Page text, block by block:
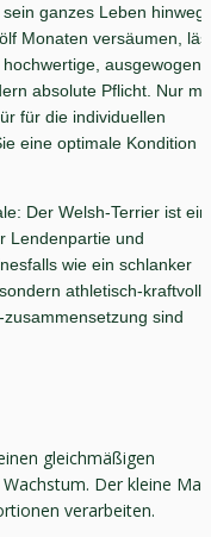
ganzes Leben hinweg.
Monaten versäumen,
ausgewogene
absolute Pflicht. Nur mit
für die individuellen
eine optimale Kondition
Der Welsh-Terrier ist ein
Lendenpartie und
wie ein schlanker
athletisch-kraftvoll
sind
gleichmäßigen
Der kleine
verarbeiten.